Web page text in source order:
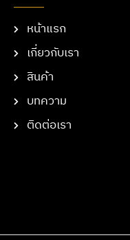
หน้าแรก
เกี่ยวกับเรา
สินค้า
บทความ
ติดต่อเรา